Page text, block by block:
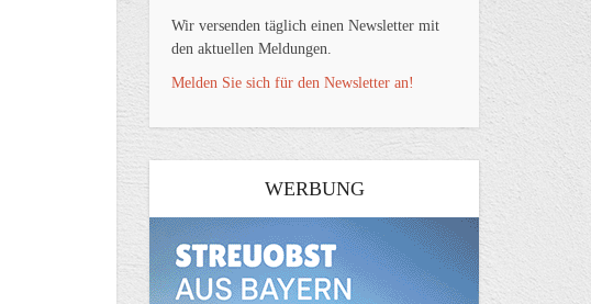
Wir versenden täglich einen Newsletter mit
den aktuellen Meldungen.
Melden Sie sich für den Newsletter an!
WERBUNG